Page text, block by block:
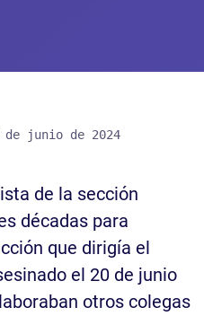
junio de 2024
de la sección
décadas para
que dirigía el
el 20 de junio
otros colegas